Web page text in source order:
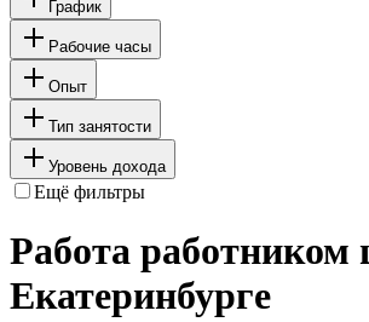
График
Рабочие часы
Опыт
Тип занятости
Уровень дохода
Ещё фильтры
Работа работником
Екатеринбурге